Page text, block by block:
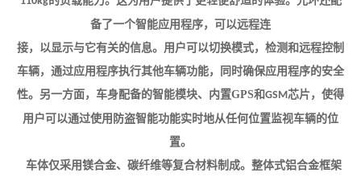
备了一个智能应用程序，可以远程连
接，以显示与它有关的信息。用户可以切换模式，检测和远程控制
车辆，通过应用程序执行其他车辆功能，同时确保应用程序的安全
性。另一方面，车身配备的智能模块、内置GPS和GSM芯片，使得
用户可以通过使用防盗智能功能实时地从任何位置监视车辆的位
置。
车体仅采用镁合金、碳纤维等复合材料制成。整体式铝合金框架